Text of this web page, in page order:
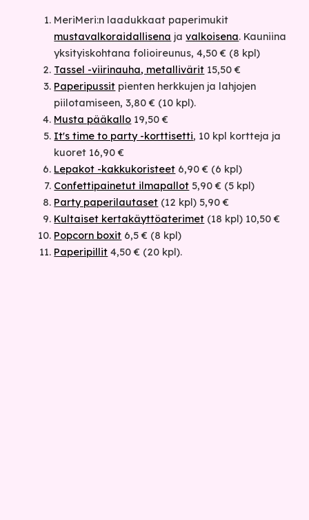
MeriMeri:n laadukkaat paperimukit
mustavalkoraidallisena javalkoisena. Kauniina
yksityiskohtana folioireunus, 4,50 € (8 kpl)
Tassel -viirinauha, metallivärit 15,50 €
Paperipussit pienten herkkujen ja lahjojen
piilotamiseen, 3,80 € (10 kpl).
Musta pääkallo 19,50 €
It's time to party -korttisetti, 10 kpl kortteja ja
kuoret 16,90 €
Lepakot -kakkukoristeet 6,90 € (6 kpl)
Confettipainetut ilmapallot 5,90 € (5 kpl)
Party paperilautaset (12 kpl) 5,90 €
Kultaiset kertakäyttöaterimet (18 kpl) 10,50 €
Popcorn boxit 6,5 € (8 kpl)
Paperipillit 4,50 € (20 kpl).